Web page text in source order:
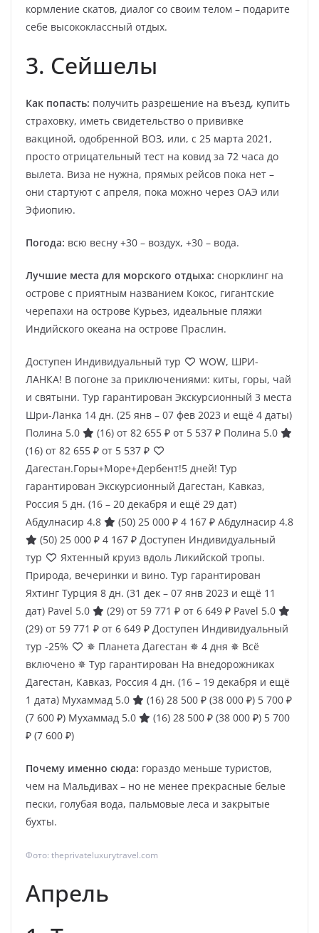
кормление скатов, диалог со своим телом – подарите
себе высококлассный отдых.
3. Сейшелы
Как попасть: получить разрешение на въезд, купить
страховку, иметь свидетельство о прививке
вакциной, одобренной ВОЗ, или, с 25 марта 2021,
просто отрицательный тест на ковид за 72 часа до
вылета. Виза не нужна, прямых рейсов пока нет –
они стартуют с апреля, пока можно через ОАЭ или
Эфиопию.
Погода: всю весну +30 – воздух, +30 – вода.
Лучшие места для морского отдыха: снорклинг на
острове с приятным названием Кокос, гигантские
черепахи на острове Курьез, идеальные пляжи
Индийского океана на острове Праслин.
Доступен Индивидуальный тур
WOW, ШРИ-
ЛАНКА! В погоне за приключениями: киты, горы, чай
и святыни. Тур гарантирован Экскурсионный 3 места
Шри-Ланка 14 дн. (25 янв – 07 фев 2023 и ещё 4 даты)
Полина 5.0
(16) от 82 655 ₽ от 5 537 ₽ Полина 5.0
(16) от 82 655 ₽ от 5 537 ₽
Дагестан.Горы+Море+Дербент!5 дней! Тур
гарантирован Экскурсионный Дагестан, Кавказ,
Россия 5 дн. (16 – 20 декабря и ещё 29 дат)
Абдулнасир 4.8
(50) 25 000 ₽ 4 167 ₽ Абдулнасир 4.8
(50) 25 000 ₽ 4 167 ₽ Доступен Индивидуальный
тур
Яхтенный круиз вдоль Ликийской тропы.
Природа, вечеринки и вино. Тур гарантирован
Яхтинг Турция 8 дн. (31 дек – 07 янв 2023 и ещё 11
дат) Pavel 5.0 (29) от 59 771 ₽ от 6 649 ₽ Pavel 5.0
(29) от 59 771 ₽ от 6 649 ₽ Доступен Индивидуальный
тур -25%
✵ Планета Дагестан ✵ 4 дня ✵ Всё
включено ✵ Тур гарантирован На внедорожниках
Дагестан, Кавказ, Россия 4 дн. (16 – 19 декабря и ещё
1 дата) Мухаммад 5.0 (16) 28 500 ₽ (38 000 ₽) 5 700 ₽
(7 600 ₽) Мухаммад 5.0 (16) 28 500 ₽ (38 000 ₽) 5 700
₽ (7 600 ₽)
Почему именно сюда: гораздо меньше туристов,
чем на Мальдивах – но не менее прекрасные белые
пески, голубая вода, пальмовые леса и закрытые
бухты.
Фото: theprivateluxurytravel.com
Апрель